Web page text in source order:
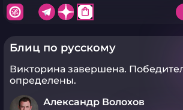
shopping_bag
Блиц по русскому
Викторина завершена.
определены.
Александр Волохов